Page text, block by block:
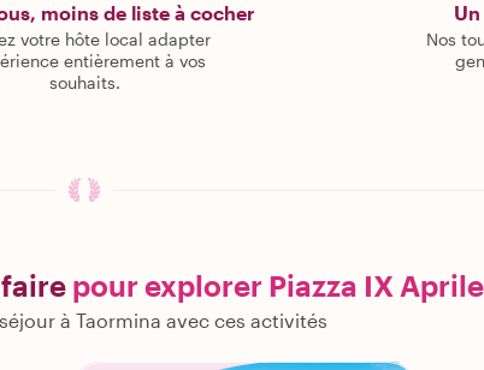
moins de liste à cocher
votre hôte local adapter
entièrement à vos
souhaits.
Nos
pour explorer Piazza IX Aprile
à Taormina avec ces activités